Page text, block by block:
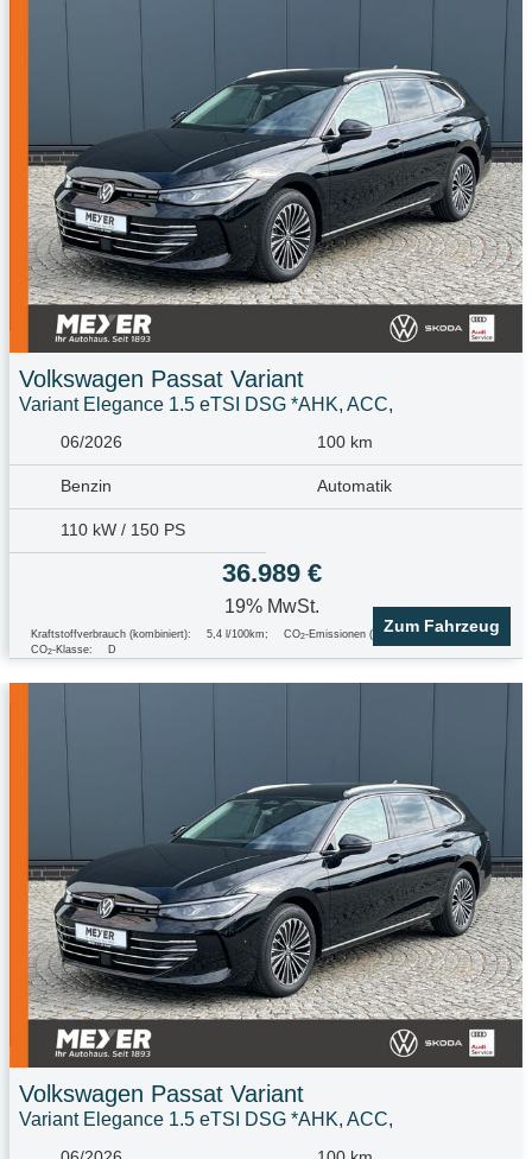
Volkswagen Passat Variant
Variant Elegance 1.5 eTSI DSG *AHK, ACC,
06/2026 100 km
Benzin Automatik
110 kW / 150 PS
36.989 €
19% MwSt.
Kraftstoffverbrauch (kombiniert): 5,4 l/100km; CO2-Emissionen (kombiniert): 123.0 g/km
CO2-Klasse: D
Zum Fahrzeug
Volkswagen Passat Variant
Variant Elegance 1.5 eTSI DSG *AHK, ACC,